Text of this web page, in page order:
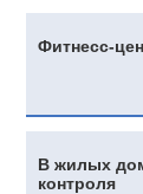
Фитнесс-
В жилых
контроля